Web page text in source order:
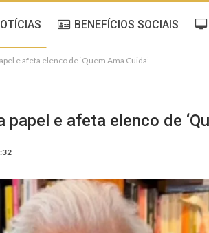
BENEFÍCIOS SOCIAIS
e afeta elenco de ‘Quem Ama Cuida’
e afeta elenco de